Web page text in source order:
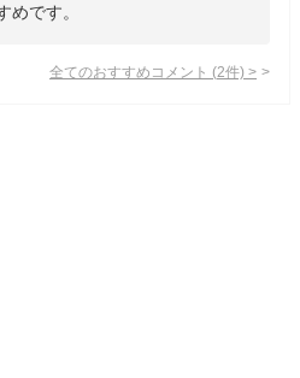
めです。
全てのおすすめコメント (2件) >